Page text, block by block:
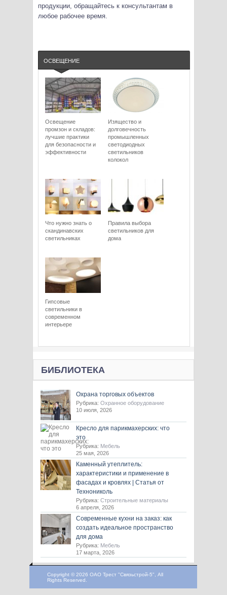
продукции, обращайтесь к консультантам в
любое рабочее время.
ОСВЕЩЕНИЕ
Освещение
промзон и складов:
лучшие практики
для безопасности и
эффективности
Изящество и
долговечность
промышленных
светодиодных
светильников
колокол
Что нужно знать о
скандинавских
светильниках
Правила выбора
светильников для
дома
Гипсовые
светильники в
современном
интерьере
БИБЛИОТЕКА
Охрана торговых объектов
Рубрика: Охранное оборудование
10 июля, 2026
Кресло для парикмахерских: что
это
Рубрика: Мебель
25 мая, 2026
Каменный утеплитель:
характеристики и применение в
фасадах и кровлях | Статья от
Технониколь
Рубрика: Строительные материалы
6 апреля, 2026
Современные кухни на заказ: как
создать идеальное пространство
для дома
Рубрика: Мебель
17 марта, 2026
Copyright © 2026 ОАО Трест "Связьстрой-5", All
Rights Reserved.